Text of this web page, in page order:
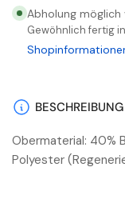
für
Galaxy
Arbeitshose
Anthrazitgrau/
Abholung möglich
Gewöhnlich fertig
BESCHREIBUNG
Obermaterial: 40%
Polyester